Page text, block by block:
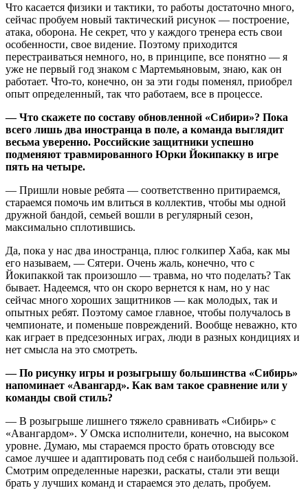
Что касается физики и тактики, то работы достаточно много,
сейчас пробуем новый тактический рисунок — построение,
атака, оборона. Не секрет, что у каждого тренера есть свои
особенности, свое видение. Поэтому приходится
перестраиваться немного, но, в принципе, все понятно — я
уже не первый год знаком с Мартемьяновым, знаю, как он
работает. Что-то, конечно, он за эти годы поменял, приобрел
опыт определенный, так что работаем, все в процессе.
— Что скажете по составу обновленной «Сибири»? Пока
всего лишь два иностранца в поле, а команда выглядит
весьма уверенно. Российские защитники успешно
подменяют травмированного Юрки Йокипакку в игре
пять на четыре.
— Пришли новые ребята — соответственно притираемся,
стараемся помочь им влиться в коллектив, чтобы мы одной
дружной бандой, семьей вошли в регулярный сезон,
максимально сплотившись.
Да, пока у нас два иностранца, плюс голкипер Хаба, как мы
его называем, — Сятери. Очень жаль, конечно, что с
Йокипаккой так произошло — травма, но что поделать? Так
бывает. Надеемся, что он скоро вернется к нам, но у нас
сейчас много хороших защитников — как молодых, так и
опытных ребят. Поэтому самое главное, чтобы получалось в
чемпионате, и поменьше повреждений. Вообще неважно, кто
как играет в предсезонных играх, люди в разных кондициях и
нет смысла на это смотреть.
— По рисунку игры и розыгрышу большинства «Сибирь»
напоминает «Авангард». Как вам такое сравнение или у
команды свой стиль?
— В розыгрыше лишнего тяжело сравнивать «Сибирь» с
«Авангардом». У Омска исполнители, конечно, на высоком
уровне. Думаю, мы стараемся просто брать отовсюду все
самое лучшее и адаптировать под себя с наибольшей пользой.
Смотрим определенные нарезки, раскаты, стали эти вещи
брать у лучших команд и стараемся это делать, пробуем.